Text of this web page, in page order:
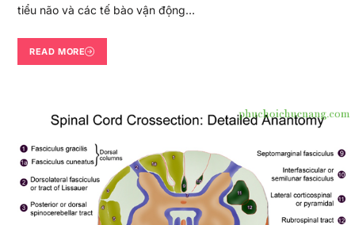
tiểu não và các tế bào vận động…
READ MORE